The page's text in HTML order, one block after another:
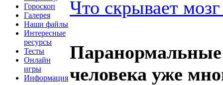
Гороскоп
Галерея
Наши файлы
Интересные
ресурсы
Тесты
Онлайн
игры
Информация
Что скрывает мозг
Паранормальные
человека уже